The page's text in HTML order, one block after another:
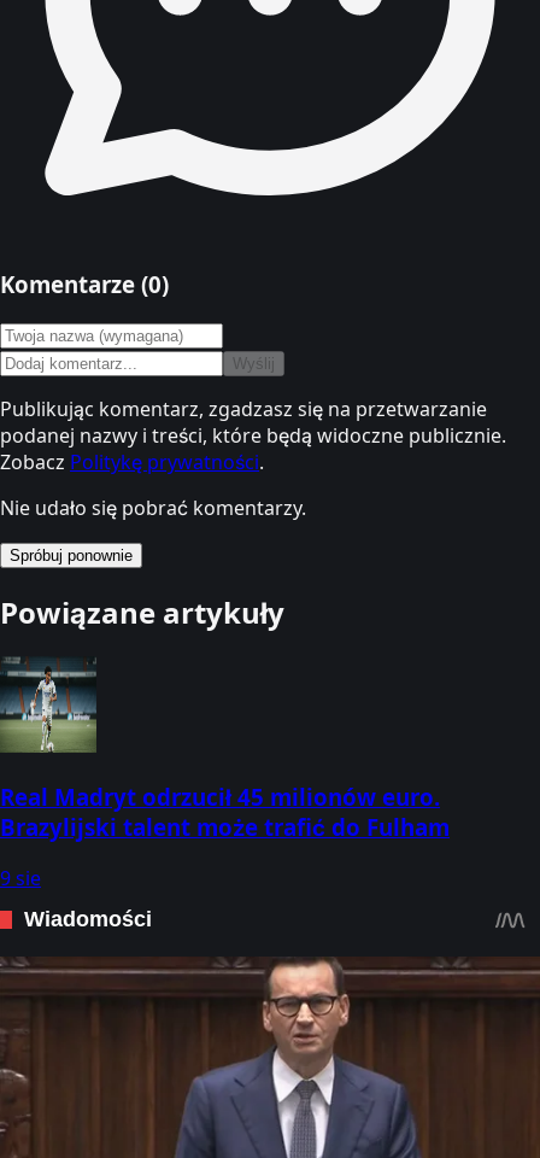
Komentarze (0)
Wyślij
Publikując komentarz, zgadzasz się na przetwarzanie
podanej nazwy i treści, które będą widoczne publicznie.
Zobacz Politykę prywatności.
Nie udało się pobrać komentarzy.
Spróbuj ponownie
Powiązane artykuły
Real Madryt odrzucił 45 milionów euro.
Brazylijski talent może trafić do Fulham
9 sie